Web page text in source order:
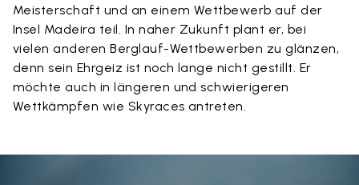
Meisterschaft und an einem Wettbewerb auf der
Insel Madeira teil. In naher Zukunft plant er, bei
vielen anderen Berglauf-Wettbewerben zu glänzen,
denn sein Ehrgeiz ist noch lange nicht gestillt. Er
möchte auch in längeren und schwierigeren
Wettkämpfen wie Skyraces antreten.